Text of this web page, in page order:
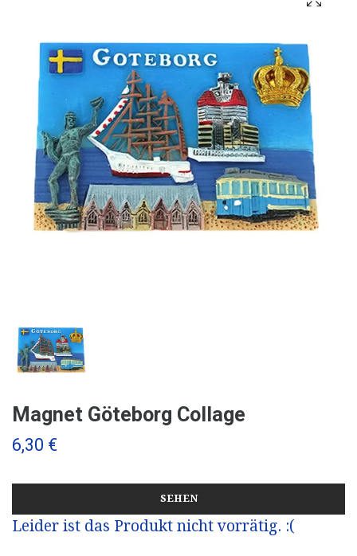
Magnet Göteborg Collage
6,30 €
SEHEN
Leider ist das Produkt nicht vorrätig. :(